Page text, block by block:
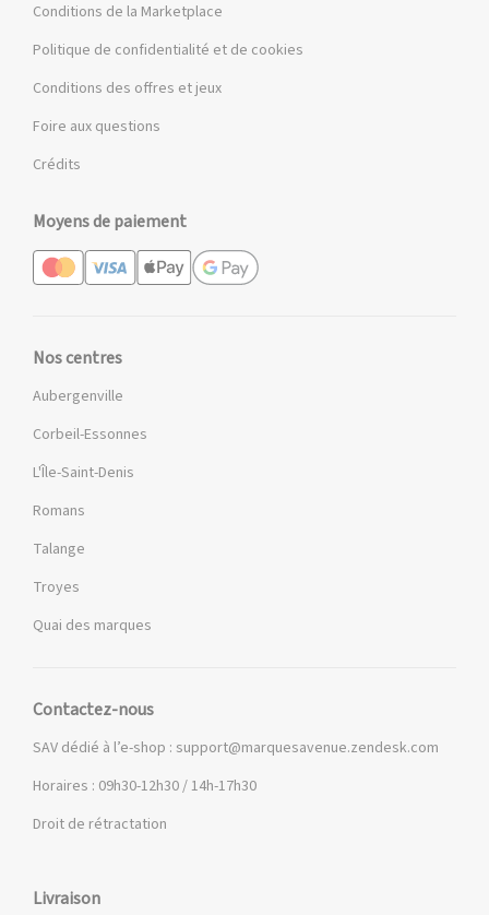
Conditions de la Marketplace
Politique de confidentialité et de cookies
Conditions des offres et jeux
Foire aux questions
Crédits
Moyens de paiement
Nos centres
Aubergenville
Corbeil-Essonnes
L'Île-Saint-Denis
Romans
Talange
Troyes
Quai des marques
Contactez-nous
SAV dédié à l’e-shop : support@marquesavenue.zendesk.com
Horaires : 09h30-12h30 / 14h-17h30
Droit de rétractation
Livraison